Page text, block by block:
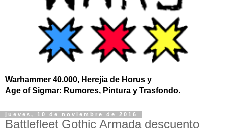
Warhammer 40.000, Herejía de Horus y
Age of Sigmar: Rumores, Pintura y Trasfondo.
jueves, 10 de noviembre de 2016
Battlefleet Gothic Armada descuento